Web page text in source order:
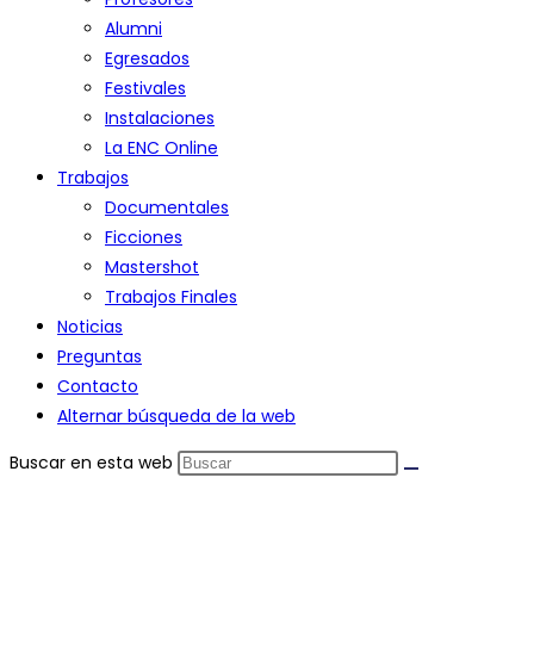
Alumni
Egresados
Festivales
Instalaciones
La ENC Online
Trabajos
Documentales
Ficciones
Mastershot
Trabajos Finales
Noticias
Preguntas
Contacto
Alternar búsqueda de la web
Buscar en esta web